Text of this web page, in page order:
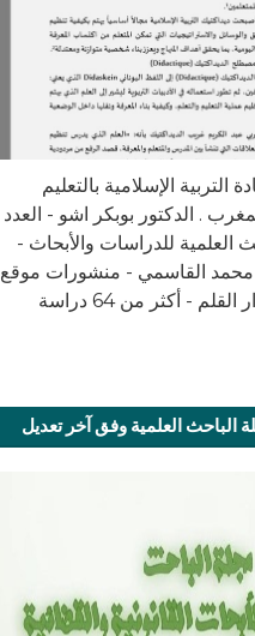
التربية الإسلامية بالتعليم
. الدكتور بوبكر اشو - العدد
العلمية للدراسات والأبحاث -
محمد القاسمي - منشورات موقع
الباحث و مطبعة دار القلم - أكثر من 64 دراسة
الباحث العلمية وفق آخر تعديل